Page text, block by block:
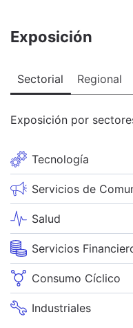
Exposición
Sectorial Regional
Exposición por
Tecnología
Servicios de
Salud
Servicios
Consumo Cíclico
Industriales